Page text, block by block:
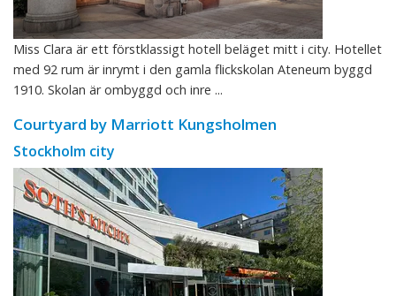
Miss Clara är ett förstklassigt hotell beläget mitt i city. Hotellet
med 92 rum är inrymt i den gamla flickskolan Ateneum byggd
1910. Skolan är ombyggd och inre ...
Courtyard by Marriott Kungsholmen
Stockholm city